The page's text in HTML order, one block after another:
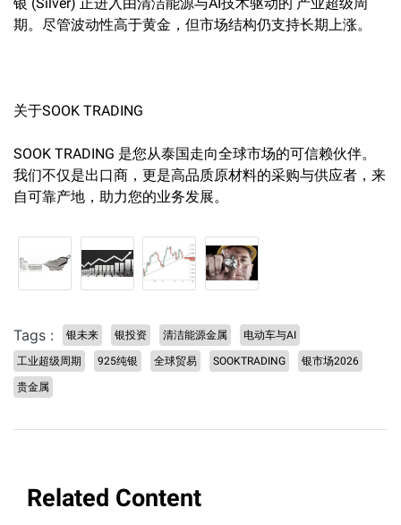
期。尽管波动性高于黄金，但市场结构仍支持长期上涨。
关于SOOK TRADING
SOOK TRADING 是您从泰国走向全球市场的可信赖伙伴。
我们不仅是出口商，更是高品质原材料的采购与供应者，来
自可靠产地，助力您的业务发展。
Tags : 银未来 银投资 清洁能源金属 电动车与AI
工业超级周期 925纯银 全球贸易 SOOKTRADING 银市场2026
贵金属
Related Content